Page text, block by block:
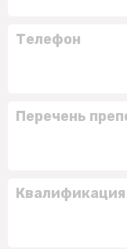
Телефон
Перечень
Квалификация